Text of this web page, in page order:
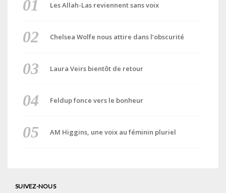
Les Allah-Las reviennent sans voix
Chelsea Wolfe nous attire dans l’obscurité
Laura Veirs bientôt de retour
Feldup fonce vers le bonheur
AM Higgins, une voix au féminin pluriel
SUIVEZ-NOUS